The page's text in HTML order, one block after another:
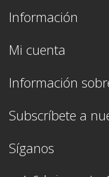
Información
Mi cuenta
Información
Subscríbete a
Síganos